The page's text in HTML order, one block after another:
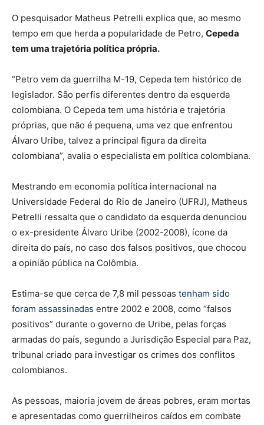
O pesquisador Matheus Petrelli explica que, ao mesmo
tempo em que herda a popularidade de Petro, Cepeda
tem uma trajetória política própria.
“Petro vem da guerrilha M-19, Cepeda tem histórico de
legislador. São perfis diferentes dentro da esquerda
colombiana. O Cepeda tem uma história e trajetória
próprias, que não é pequena, uma vez que enfrentou
Álvaro Uribe, talvez a principal figura da direita
colombiana”, avalia o especialista em política colombiana.
Mestrando em economia política internacional na
Universidade Federal do Rio de Janeiro (UFRJ), Matheus
Petrelli ressalta que o candidato da esquerda denunciou
o ex-presidente Álvaro Uribe (2002-2008), ícone da
direita do país, no caso dos falsos positivos, que chocou
a opinião pública na Colômbia.
Estima-se que cerca de 7,8 mil pessoas tenham sido
foram assassinadas entre 2002 e 2008, como “falsos
positivos” durante o governo de Uribe, pelas forças
armadas do país, segundo a Jurisdição Especial para Paz,
tribunal criado para investigar os crimes dos conflitos
colombianos.
As pessoas, maioria jovem de áreas pobres, eram mortas
e apresentadas como guerrilheiros caídos em combate